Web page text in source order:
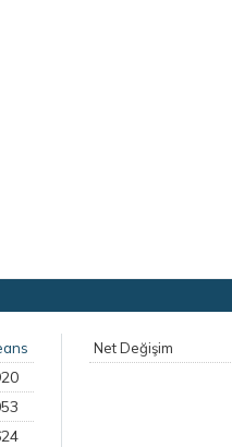
Net Değişim